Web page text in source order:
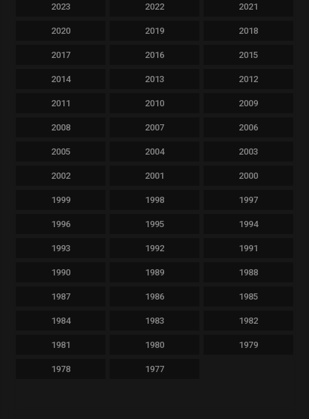
2023 2022 2021
2020 2019 2018
2017 2016 2015
2014 2013 2012
2011 2010 2009
2008 2007 2006
2005 2004 2003
2002 2001 2000
1999 1998 1997
1996 1995 1994
1993 1992 1991
1990 1989 1988
1987 1986 1985
1984 1983 1982
1981 1980 1979
1978 1977